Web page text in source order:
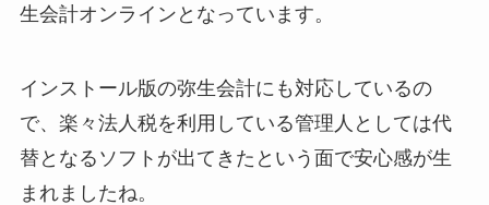
生会計オンラインとなっています。
インストール版の弥生会計にも対応しているの
で、楽々法人税を利用している管理人としては代
替となるソフトが出てきたという面で安心感が生
まれましたね。